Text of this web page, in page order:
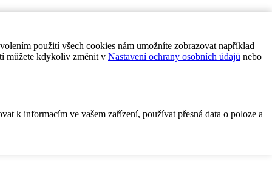
použití všech cookies nám umožníte zobrazovat například
můžete kdykoliv změnit v Nastavení ochrany osobních údajů nebo
k informacím ve vašem zařízení, používat přesná data o poloze a